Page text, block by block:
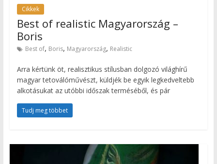
Cikkek
Best of realistic Magyarország –
Boris
Best of, Boris, Magyarország, Realistic
Arra kértünk öt, realisztikus stílusban dolgozó világhírű
magyar tetoválóművészt, küldjék be egyik legkedveltebb
alkotásukat az utóbbi időszak terméséből, és pár
Tudj meg többet